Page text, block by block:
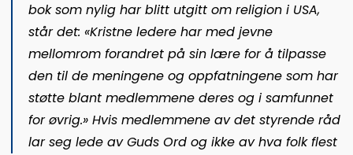
bok som nylig har blitt utgitt om religion i USA,
står det: «Kristne ledere har med jevne
mellomrom forandret på sin lære for å tilpasse
den til de meningene og oppfatningene som har
støtte blant medlemmene deres og i samfunnet
for øvrig.» Hvis medlemmene av det styrende råd
lar seg lede av Guds Ord og ikke av hva folk flest